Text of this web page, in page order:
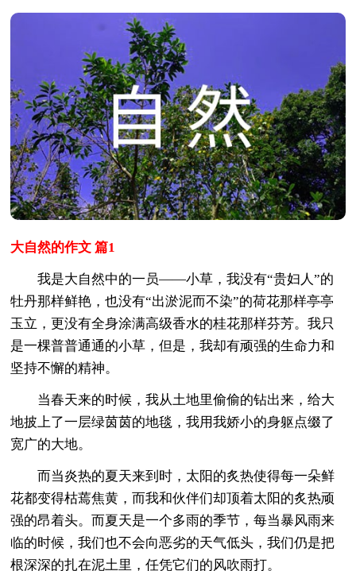
大自然的作文 篇1
我是大自然中的一员——小草，我没有“贵妇人”的
牡丹那样鲜艳，也没有“出淤泥而不染”的荷花那样亭亭
玉立，更没有全身涂满高级香水的桂花那样芬芳。我只
是一棵普普通通的小草，但是，我却有顽强的生命力和
坚持不懈的精神。
当春天来的时候，我从土地里偷偷的钻出来，给大
地披上了一层绿茵茵的地毯，我用我娇小的身躯点缀了
宽广的大地。
而当炎热的夏天来到时，太阳的炙热使得每一朵鲜
花都变得枯蔫焦黄，而我和伙伴们却顶着太阳的炙热顽
强的昂着头。而夏天是一个多雨的季节，每当暴风雨来
临的时候，我们也不会向恶劣的天气低头，我们仍是把
根深深的扎在泥土里，任凭它们的风吹雨打。